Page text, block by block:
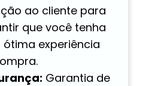
ao cliente para
que você tenha
ótima experiência
Garantia de